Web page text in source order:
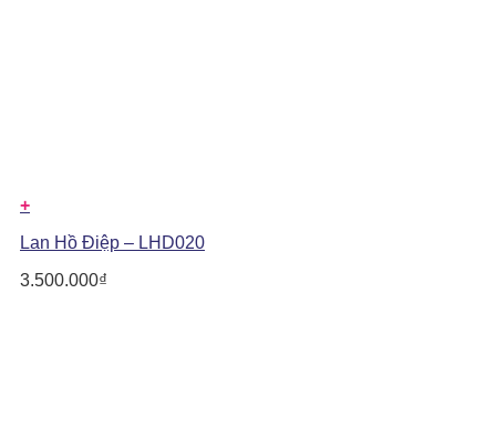
+
Lan Hồ Điệp – LHD020
3.500.000₫